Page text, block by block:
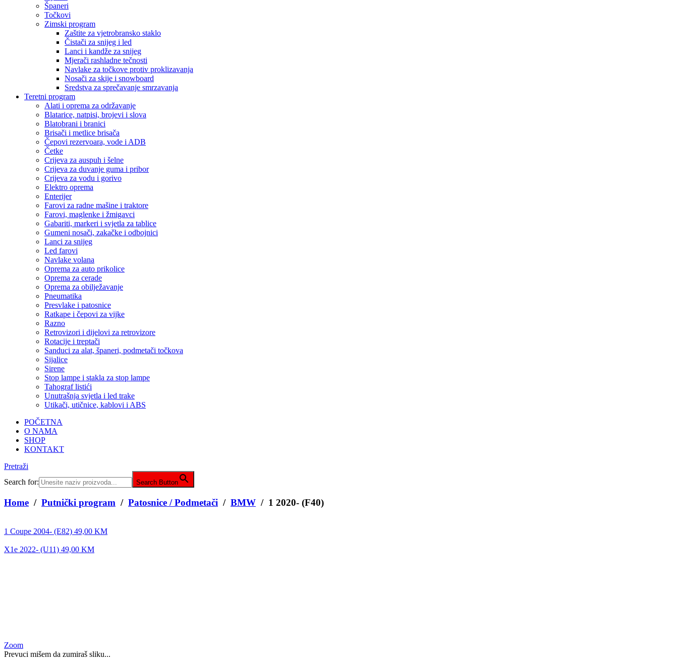
Španeri
Točkovi
Zimski program
Zaštite za vjetrobransko staklo
Čistači za snijeg i led
Lanci i kandže za snijeg
Mjerači rashladne tečnosti
Navlake za točkove protiv proklizavanja
Nosači za skije i snowboard
Sredstva za sprečavanje smrzavanja
Teretni program
Alati i oprema za održavanje
Blatarice, natpisi, brojevi i slova
Blatobrani i branici
Brisači i metlice brisača
Čepovi rezervoara, vode i ADB
Četke
Crijeva za auspuh i šelne
Crijeva za duvanje guma i pribor
Crijeva za vodu i gorivo
Elektro oprema
Enterijer
Farovi za radne mašine i traktore
Farovi, maglenke i žmigavci
Gabariti, markeri i svjetla za tablice
Gumeni nosači, zakačke i odbojnici
Lanci za snijeg
Led farovi
Navlake volana
Oprema za auto prikolice
Oprema za cerade
Oprema za obilježavanje
Pneumatika
Presvlake i patosnice
Ratkape i čepovi za vijke
Razno
Retrovizori i dijelovi za retrovizore
Rotacije i treptači
Sanduci za alat, španeri, podmetači točkova
Sijalice
Sirene
Stop lampe i stakla za stop lampe
Tahograf listići
Unutrašnja svjetla i led trake
Utikači, utičnice, kablovi i ABS
POČETNA
O NAMA
SHOP
KONTAKT
Pretraži
Search for:
Search Button
Home / Putnički program / Patosnice / Podmetači / BMW / 1 2020- (F40)
1 Coupe 2004- (E82) 49,00 KM
X1e 2022- (U11) 49,00 KM
Zoom
Prevuci mišem da zumiraš sliku...